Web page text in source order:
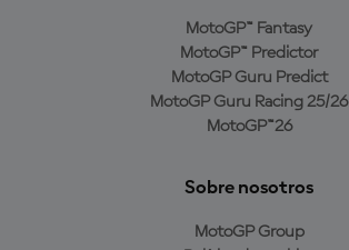
MotoGP™ Fantasy
MotoGP™ Predictor
MotoGP Guru Predict
MotoGP Guru Racing 25/26
MotoGP™26
Sobre nosotros
MotoGP Group